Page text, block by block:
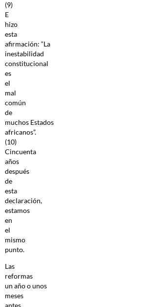
(9)
E
hizo
esta
afirmación: “La
inestabilidad
constitucional
es
el
mal
común
de
muchos Estados
africanos”.
(10)
Cincuenta
años
después
de
esta
declaración,
estamos
en
el
mismo
punto.
Las
reformas
un año o unos
meses